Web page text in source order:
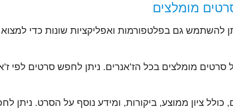
מומלצים
להשתמש גם בפלטפורמות ואפליקציות שונות כדי
סרטים מומלצים בכל הז'אנרים. ניתן לחפש סרטים לפי
ציון ממוצע, ביקורות, ומידע נוסף על הסרט. ניתן